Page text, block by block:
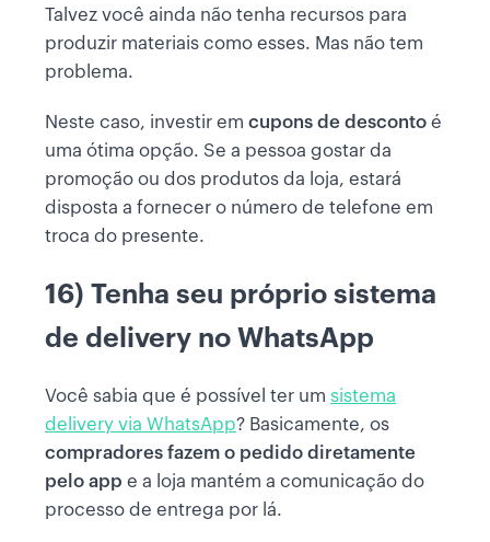
Talvez você ainda não tenha recursos para
produzir materiais como esses. Mas não tem
problema.
Neste caso, investir em cupons de desconto é
uma ótima opção. Se a pessoa gostar da
promoção ou dos produtos da loja, estará
disposta a fornecer o número de telefone em
troca do presente.
16) Tenha seu próprio sistema
de delivery no WhatsApp
Você sabia que é possível ter um sistema
delivery via WhatsApp? Basicamente, os
compradores fazem o pedido diretamente
pelo app e a loja mantém a comunicação do
processo de entrega por lá.